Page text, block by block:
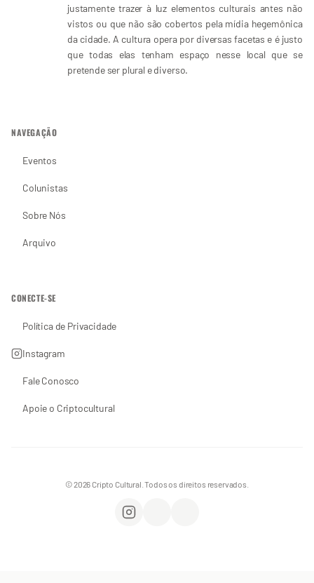
justamente trazer à luz elementos culturais antes não
vistos ou que não são cobertos pela mídia hegemônica
da cidade. A cultura opera por diversas facetas e é justo
que todas elas tenham espaço nesse local que se
pretende ser plural e diverso.
NAVEGAÇÃO
Eventos
Colunistas
Sobre Nós
Arquivo
CONECTE-SE
Política de Privacidade
Instagram
Fale Conosco
Apoie o Criptocultural
© 2026 Cripto Cultural. Todos os direitos reservados.
Instagram